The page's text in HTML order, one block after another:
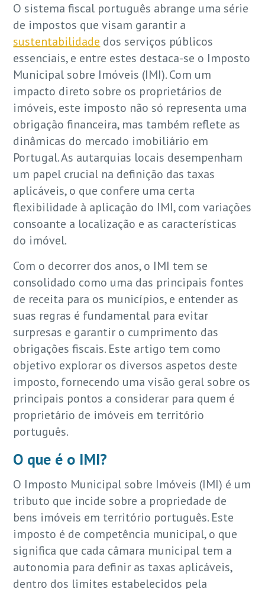
O sistema fiscal português abrange uma série
de impostos que visam garantir a
sustentabilidade dos serviços públicos
essenciais, e entre estes destaca-se o Imposto
Municipal sobre Imóveis (IMI). Com um
impacto direto sobre os proprietários de
imóveis, este imposto não só representa uma
obrigação financeira, mas também reflete as
dinâmicas do mercado imobiliário em
Portugal. As autarquias locais desempenham
um papel crucial na definição das taxas
aplicáveis, o que confere uma certa
flexibilidade à aplicação do IMI, com variações
consoante a localização e as características
do imóvel.
Com o decorrer dos anos, o IMI tem se
consolidado como uma das principais fontes
de receita para os municípios, e entender as
suas regras é fundamental para evitar
surpresas e garantir o cumprimento das
obrigações fiscais. Este artigo tem como
objetivo explorar os diversos aspetos deste
imposto, fornecendo uma visão geral sobre os
principais pontos a considerar para quem é
proprietário de imóveis em território
português.
O que é o IMI?
O Imposto Municipal sobre Imóveis (IMI) é um
tributo que incide sobre a propriedade de
bens imóveis em território português. Este
imposto é de competência municipal, o que
significa que cada câmara municipal tem a
autonomia para definir as taxas aplicáveis,
dentro dos limites estabelecidos pela